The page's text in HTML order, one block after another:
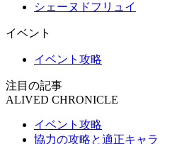
シェーヌドフリュイ
イベント
イベント攻略
注目の記事
ALIVED CHRONICLE
イベント攻略
協力の攻略と適正キャラ